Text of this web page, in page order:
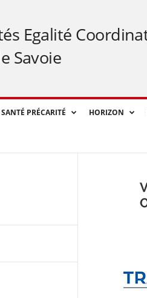
Egalité
Savoie
PRÉCARITÉ HORIZON